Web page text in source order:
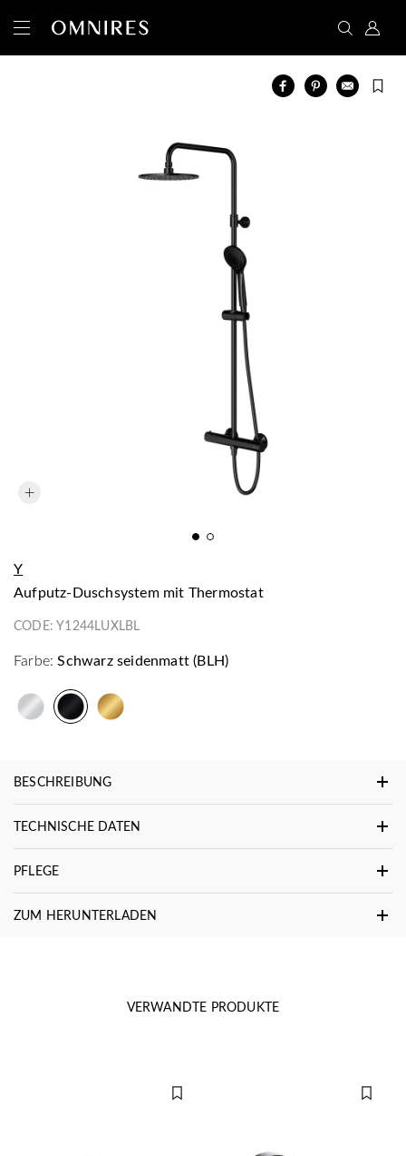
Y
Aufputz-Duschsystem mit Thermostat
CODE:Y1244LUXLBL
Farbe: Schwarz seidenmatt (BLH)
BESCHREIBUNG
TECHNISCHE DATEN
PFLEGE
ZUM HERUNTERLADEN
VERWANDTE PRODUKTE